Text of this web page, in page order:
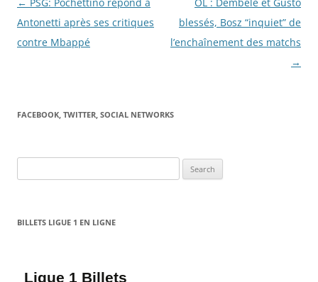
navigation
Antonetti après ses critiques
contre Mbappé
blessés, Bosz “inquiet” de
l’enchaînement des matchs
→
FACEBOOK, TWITTER, SOCIAL NETWORKS
for:
BILLETS LIGUE 1 EN LIGNE